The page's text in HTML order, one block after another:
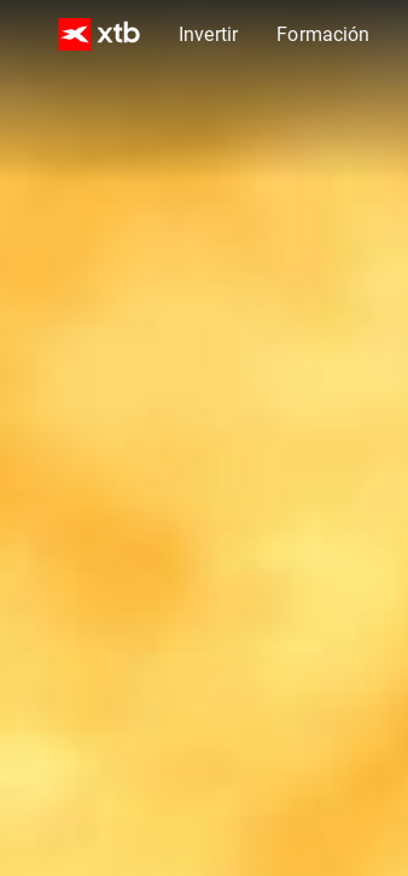
Invertir Formación